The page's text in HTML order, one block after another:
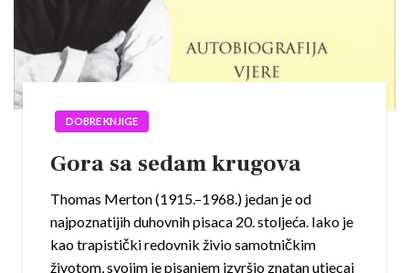
DOBRE KNJIGE
Gora sa sedam krugova
Thomas Merton (1915.–1968.) jedan je od
najpoznatijih duhovnih pisaca 20. stoljeća. Iako je
kao trapistički redovnik živio samotničkim
životom, svojim je pisanjem izvršio znatan utjecaj